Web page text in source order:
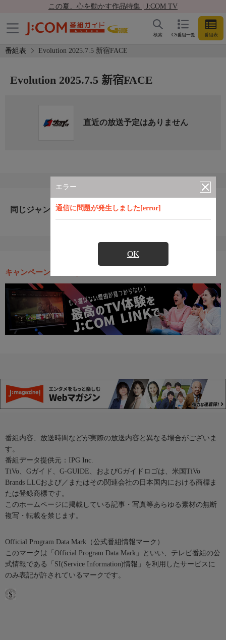
この夏、心を動かす作品特集 | J:COM TV
CS番組一覧 番組表
検索
番組表 Evolution 2025.7.5 新宿FACE
エラー
通信に問題が発生しました[error]
OK
Evolution 2025.7.5 新宿FACE
直近の放送予定はありません
同じジャンルのおすすめ番組
キャンペーン・お得な情報
番組内容、放送時間などが実際の放送内容と異なる場合がございま
す。
番組データ提供元：IPG Inc.
TiVo、Gガイド、G-GUIDE、およびGガイドロゴは、米国TiVo
Brands LLCおよび／またはその関連会社の日本国内における商標ま
たは登録商標です。
このホームページに掲載している記事・写真等あらゆる素材の無断
複写・転載を禁じます。
Official Program Data Mark（公式番組情報マーク）
このマークは「Official Program Data Mark」といい、テレビ番組の公
式情報である「SI(Service Information)情報」を利用したサービスに
のみ表記が許されているマークです。